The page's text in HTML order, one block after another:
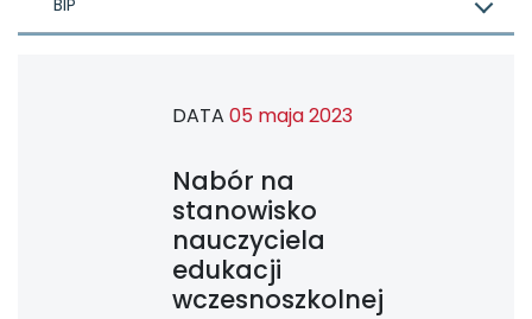
BIP
DATA 05 maja 2023
Nabór na
stanowisko
nauczyciela
edukacji
wczesnoszkolnej